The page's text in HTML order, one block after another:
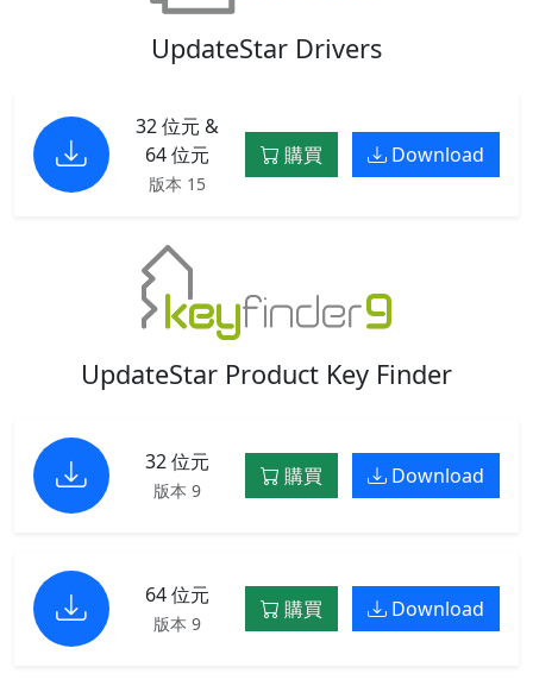
UpdateStar Drivers
32 位元 &
64 位元
版本 15
購買 Download
UpdateStar Product Key Finder
32 位元
版本 9
購買 Download
64 位元
版本 9
購買 Download